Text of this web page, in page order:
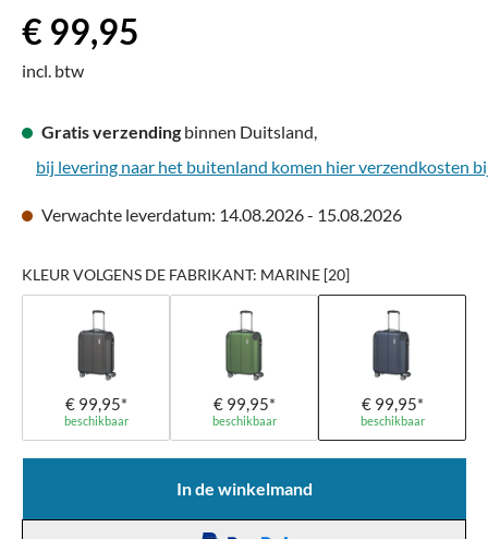
Normale prijs:
€ 99,95
incl. btw
Gratis verzending binnen Duitsland,
bij levering naar het buitenland komen hier verzendkosten
Verwachte leverdatum: 14.08.2026 - 15.08.2026
KLEUR VOLGENS DE FABRIKANT: MARINE [20]
€ 99,95*
beschikbaar
€ 99,95*
beschikbaar
€ 99,95*
beschikbaar
In de winkelmand